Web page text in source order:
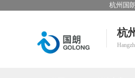
杭州国
杭